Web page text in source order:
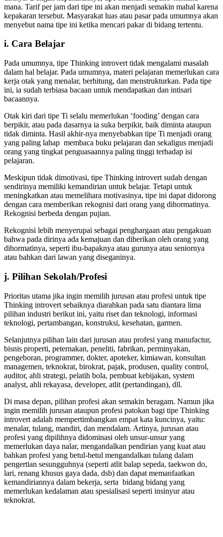
mana. Tarif per jam dari tipe ini akan menjadi semakin mahal karena
kepakaran tersebut. Masyarakat luas atau pasar pada umumnya akan
menyebut nama tipe ini ketika mencari pakar di bidang tertentu.
i. Cara Belajar
Pada umumnya, tipe Thinking introvert tidak mengalami masalah
dalam hal belajar. Pada umumnya, materi pelajaran memerlukan cara
kerja otak yang menalar, berhitung, dan menstrukturkan. Pada tipe
ini, ia sudah terbiasa bacaan untuk mendapatkan dan intisari
bacaannya.
Otak kiri dari tipe Ti selalu memerlukan ‘fooding’ dengan cara
berpikir, atau pada dasarnya ia suka berpikir, baik diminta ataupun
tidak diminta. Hasil akhir-nya menyebabkan tipe Ti menjadi orang
yang paling lahap membaca buku pelajaran dan sekaligus menjadi
orang yang tingkat penguasaannya paling tinggi terhadap isi
pelajaran.
Meskipun tidak dimotivasi, tipe Thinking introvert sudah dengan
sendirinya memiliki kemandirian untuk belajar. Tetapi untuk
meningkatkan atau memelihara motivasinya, tipe ini dapat didorong
dengan cara memberikan rekognisi dari orang yang dihormatinya.
Rekognisi berbeda dengan pujian.
Rekognisi lebih menyerupai sebagai penghargaan atau pengakuan
bahwa pada dirinya ada kemajuan dan diberikan oleh orang yang
dihormatinya, seperti ibu-bapaknya atau gurunya atau seniornya
atau bahkan dari lawan yang diseganinya.
j. Pilihan Sekolah/Profesi
Prioritas utama jika ingin memilih jurusan atau profesi untuk tipe
Thinking introvert sebaiknya diarahkan pada satu diantara lima
pilihan industri berikut ini, yaitu riset dan teknologi, informasi
teknologi, pertambangan, konstruksi, kesehatan, garmen.
Selanjutnya pilihan lain dari jurusan atau profesi yang manufactur,
bisnis properti, peternakan, peneliti, fabrikan, perminyakan,
pengeboran, programmer, dokter, apoteker, kimiawan, konsultan
managemen, teknokrat, birokrat, pajak, produsen, quality control,
auditor, ahli strategi, pelatih bola, pembuat kebijakan, system
analyst, ahli rekayasa, developer, atlit (pertandingan), dll.
Di masa depan, pilihan profesi akan semakin beragam. Namun jika
ingin memilih jurusan ataupun profesi patokan bagi tipe Thinking
introvert adalah mempertimbangkan empat kata kuncinya, yaitu:
menalar, tulang, mandiri, dan mendalam. Artinya, jurusan atau
profesi yang dipilihnya didominasi oleh unsur-unsur yang
memerlukan daya nalar, mengandalkan pendirian yang kuat atau
bahkan profesi yang betul-betul mengandalkan tulang dalam
pengertian sesungguhnya (seperti atlit balap sepeda, taekwon do,
lari, renang khusus gaya dada, dsb) dan dapat memanfaatkan
kemandiriannya dalam bekerja, serta bidang bidang yang
memerlukan kedalaman atau spesialisasi seperti insinyur atau
teknokrat.